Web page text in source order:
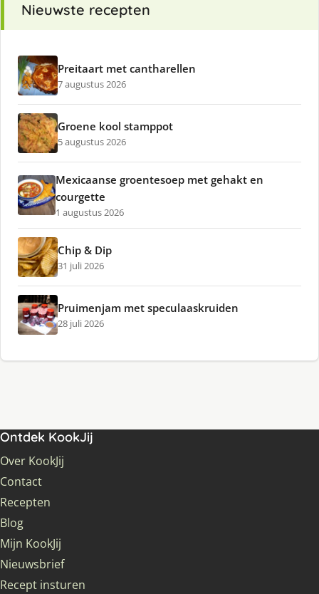
Nieuwste recepten
Preitaart met cantharellen
7 augustus 2026
Groene kool stamppot
5 augustus 2026
Mexicaanse groentesoep met gehakt en
courgette
1 augustus 2026
Chip & Dip
31 juli 2026
Pruimenjam met speculaaskruiden
28 juli 2026
Ontdek KookJij
Over KookJij
Contact
Recepten
Blog
Mijn KookJij
Nieuwsbrief
Recept insturen